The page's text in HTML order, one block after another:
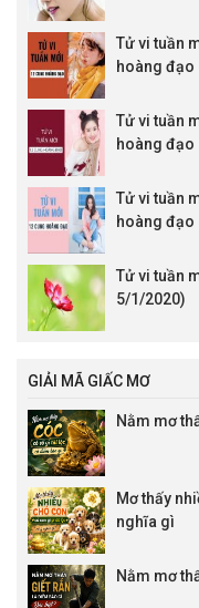
Tử vi tuần
hoàng đạo
Tử vi tuần
hoàng đạo
Tử vi tuần
hoàng đạo
Tử vi tuần
5/1/2020)
GIẢI MÃ GIẤC MƠ
Nằm mơ
Mơ thấy
nghĩa gì
Nằm mơ